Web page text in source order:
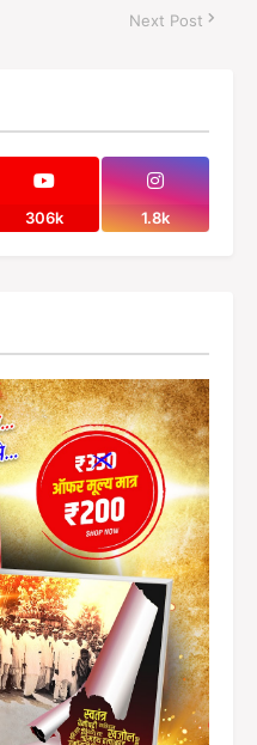
Next Post
306k 1.8k